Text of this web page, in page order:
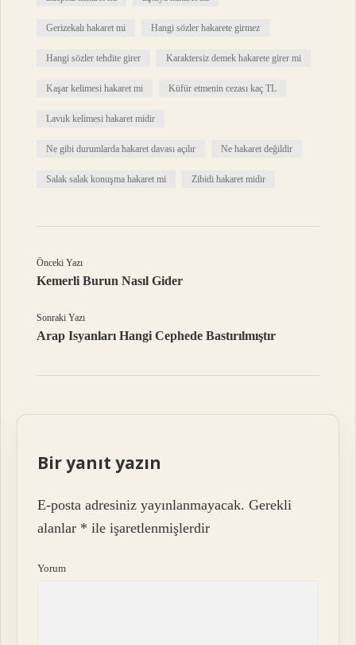
Gerizekalı hakaret mi Hangi sözler hakarete girmez
Hangi sözler tehdite girer Karaktersiz demek hakarete girer mi
Kaşar kelimesi hakaret mi Küfür etmenin cezası kaç TL
Lavuk kelimesi hakaret midir
Ne gibi durumlarda hakaret davası açılır Ne hakaret değildir
Salak salak konuşma hakaret mi Zibidi hakaret midir
Önceki Yazı
Kemerli Burun Nasıl Gider
Sonraki Yazı
Arap Isyanları Hangi Cephede Bastırılmıştır
Bir yanıt yazın
E-posta adresiniz yayınlanmayacak. Gerekli
alanlar * ile işaretlenmişlerdir
Yorum